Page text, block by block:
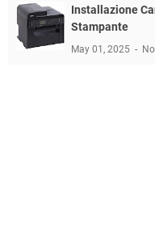
Installazione
Stampante
May 01, 2025